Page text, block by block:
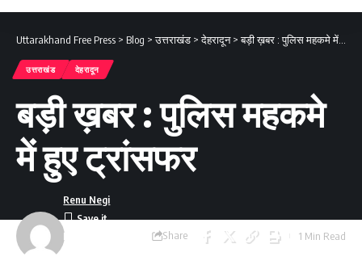
Uttarakhand Free Press > Blog >उत्तराखंड >देहरादून>बड़ी ख़बर : पुलिस महकमे में हुए ट्रांसफर
उत्तराखंड देहरादून
बड़ी ख़बर : पुलिस महकमे
में हुए ट्रांसफर
Last updated:
Renu Negi
Share 1 Min Read